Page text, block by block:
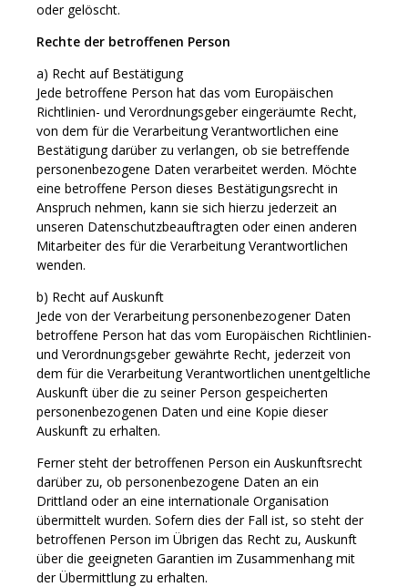
oder gelöscht.
Rechte der betroffenen Person
a) Recht auf Bestätigung
Jede betroffene Person hat das vom Europäischen
Richtlinien- und Verordnungsgeber eingeräumte Recht,
von dem für die Verarbeitung Verantwortlichen eine
Bestätigung darüber zu verlangen, ob sie betreffende
personenbezogene Daten verarbeitet werden. Möchte
eine betroffene Person dieses Bestätigungsrecht in
Anspruch nehmen, kann sie sich hierzu jederzeit an
unseren Datenschutzbeauftragten oder einen anderen
Mitarbeiter des für die Verarbeitung Verantwortlichen
wenden.
b) Recht auf Auskunft
Jede von der Verarbeitung personenbezogener Daten
betroffene Person hat das vom Europäischen Richtlinien-
und Verordnungsgeber gewährte Recht, jederzeit von
dem für die Verarbeitung Verantwortlichen unentgeltliche
Auskunft über die zu seiner Person gespeicherten
personenbezogenen Daten und eine Kopie dieser
Auskunft zu erhalten.
Ferner steht der betroffenen Person ein Auskunftsrecht
darüber zu, ob personenbezogene Daten an ein
Drittland oder an eine internationale Organisation
übermittelt wurden. Sofern dies der Fall ist, so steht der
betroffenen Person im Übrigen das Recht zu, Auskunft
über die geeigneten Garantien im Zusammenhang mit
der Übermittlung zu erhalten.